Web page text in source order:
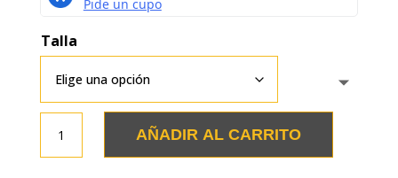
Talla
AÑADIR AL CARRITO